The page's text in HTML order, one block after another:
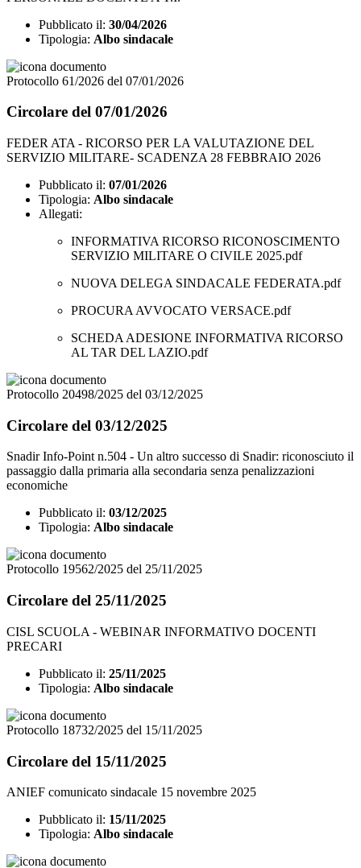
Pubblicato il: 30/04/2026
Tipologia: Albo sindacale
Protocollo 61/2026 del 07/01/2026
Circolare del 07/01/2026
FEDER ATA - RICORSO PER LA VALUTAZIONE DEL
SERVIZIO MILITARE- SCADENZA 28 FEBBRAIO 2026
Pubblicato il: 07/01/2026
Tipologia: Albo sindacale
Allegati:
INFORMATIVA RICORSO RICONOSCIMENTO
SERVIZIO MILITARE O CIVILE 2025.pdf
NUOVA DELEGA SINDACALE FEDERATA.pdf
PROCURA AVVOCATO VERSACE.pdf
SCHEDA ADESIONE INFORMATIVA RICORSO
AL TAR DEL LAZIO.pdf
Protocollo 20498/2025 del 03/12/2025
Circolare del 03/12/2025
Snadir Info-Point n.504 - Un altro successo di Snadir: riconosciuto il
passaggio dalla primaria alla secondaria senza penalizzazioni
economiche
Pubblicato il: 03/12/2025
Tipologia: Albo sindacale
Protocollo 19562/2025 del 25/11/2025
Circolare del 25/11/2025
CISL SCUOLA - WEBINAR INFORMATIVO DOCENTI
PRECARI
Pubblicato il: 25/11/2025
Tipologia: Albo sindacale
Protocollo 18732/2025 del 15/11/2025
Circolare del 15/11/2025
ANIEF comunicato sindacale 15 novembre 2025
Pubblicato il: 15/11/2025
Tipologia: Albo sindacale